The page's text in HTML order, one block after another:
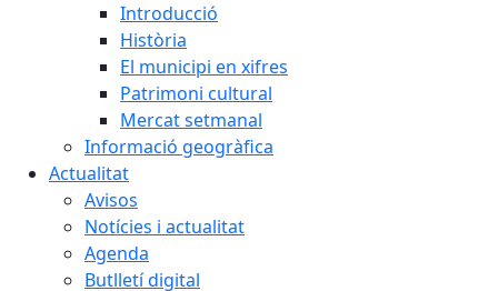
Introducció
Història
El municipi en xifres
Patrimoni cultural
Mercat setmanal
Informació geogràfica
Actualitat
Avisos
Notícies i actualitat
Agenda
Butlletí digital